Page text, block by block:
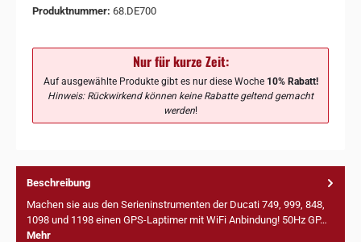
Produktnummer: 68.DE700
Nur für kurze Zeit:
Auf ausgewählte Produkte gibt es nur diese Woche10% Rabatt!
Hinweis: Rückwirkend können keine Rabatte geltend gemacht
werden!
Beschreibung
Machen sie aus den Serieninstrumenten der Ducati 749, 999, 848,
1098 und 1198 einen GPS-Laptimer mit WiFi Anbindung! 50Hz GP…
Mehr